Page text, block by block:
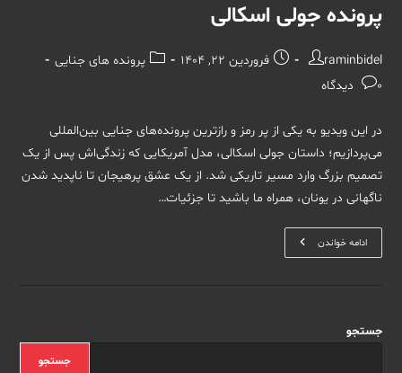
پرونده جولی اسکالی
نویسندهٔ
نوشته:
raminbidel
نوشتهفروردین 22, 1404
دسته‌پرونده های جنایی
نظرات
0 دیدگاه
در این ویدیو به یکی از پر رمز و رازترین پرونده‌های جنایی بین‌المللی
می‌پردازیم؛ داستان جولی اسکالی، مدل آمریکایی که زندگی‌اش پس از یک
تصمیم بزرگ وارد مسیر تاریکی شد. از یک عشق پرهیجان تا ناپدید شدن
ناگهانی در یونان، همراه ما باشید تا جزئیات…
ادامه خواندنپرونده
جولی
جستجو
جستجو